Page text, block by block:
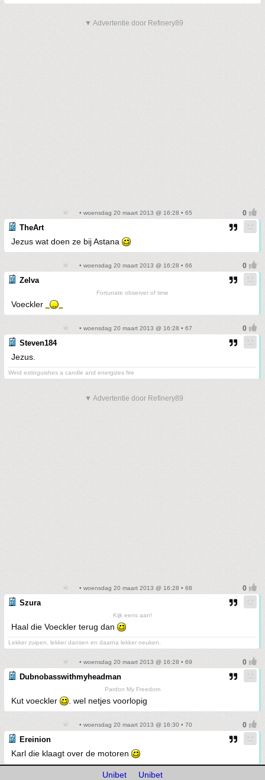
▼ Advertentie door Refinery89
• woensdag 20 maart 2013 @ 16:28 • 65
TheArt
Jezus wat doen ze bij Astana
• woensdag 20 maart 2013 @ 16:28 • 66
Zelva
Fortunate observer of time
Voeckler
• woensdag 20 maart 2013 @ 16:28 • 67
Steven184
Jezus.
Wind extinguishes a candle and energizes fire
▼ Advertentie door Refinery89
• woensdag 20 maart 2013 @ 16:28 • 68
Szura
Kijk eens aan!
Haal die Voeckler terug dan
Lekker zuipen, lekker dansen en daarna lekker neuken.
• woensdag 20 maart 2013 @ 16:28 • 69
Dubnobasswithmyheadman
Pardon My Freedom
Kut voeckler . wel netjes voorlopig
• woensdag 20 maart 2013 @ 16:30 • 70
Ereinion
Karl die klaagt over de motoren
Unibet Unibet